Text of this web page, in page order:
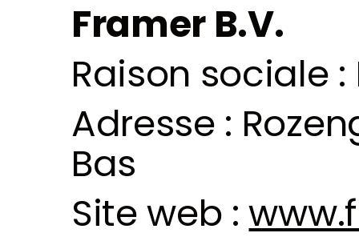
Framer B.V.
Raison sociale
Adresse :
Bas
Site web :